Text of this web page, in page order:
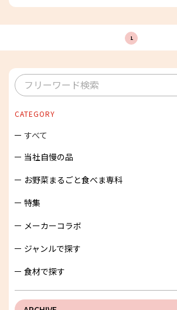
1
CATEGORY
すべて
当社自慢の品
お野菜まるごと食べま専科
特集
メーカーコラボ
ジャンルで探す
食材で探す